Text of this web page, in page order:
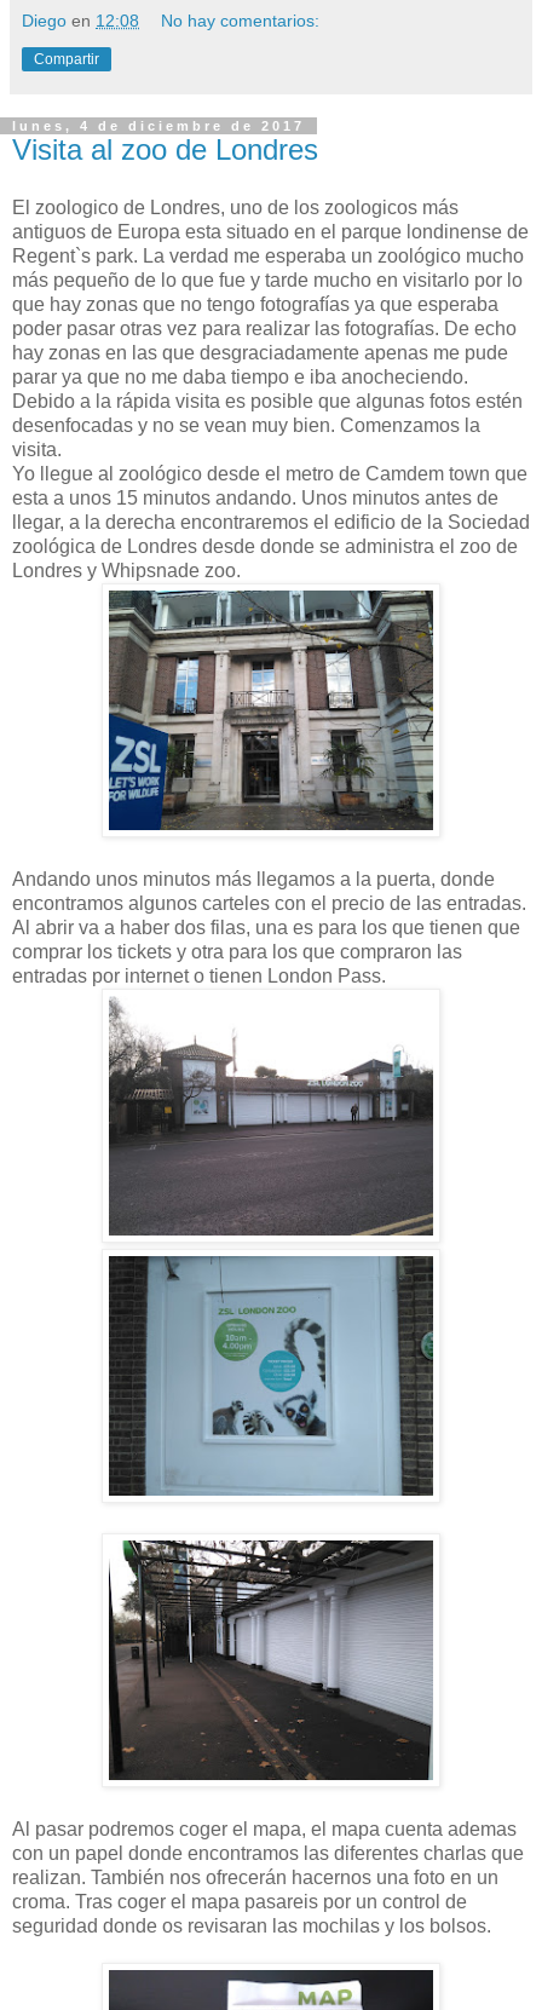
Diego en 12:08 No hay comentarios:
Compartir
lunes, 4 de diciembre de 2017
Visita al zoo de Londres
El zoologico de Londres, uno de los zoologicos más
antiguos de Europa esta situado en el parque londinense de
Regent`s park. La verdad me esperaba un zoológico mucho
más pequeño de lo que fue y tarde mucho en visitarlo por lo
que hay zonas que no tengo fotografías ya que esperaba
poder pasar otras vez para realizar las fotografías. De echo
hay zonas en las que desgraciadamente apenas me pude
parar ya que no me daba tiempo e iba anocheciendo.
Debido a la rápida visita es posible que algunas fotos estén
desenfocadas y no se vean muy bien. Comenzamos la
visita.
Yo llegue al zoológico desde el metro de Camdem town que
esta a unos 15 minutos andando. Unos minutos antes de
llegar, a la derecha encontraremos el edificio de la Sociedad
zoológica de Londres desde donde se administra el zoo de
Londres y Whipsnade zoo.
Andando unos minutos más llegamos a la puerta, donde
encontramos algunos carteles con el precio de las entradas.
Al abrir va a haber dos filas, una es para los que tienen que
comprar los tickets y otra para los que compraron las
entradas por internet o tienen London Pass.
Al pasar podremos coger el mapa, el mapa cuenta ademas
con un papel donde encontramos las diferentes charlas que
realizan. También nos ofrecerán hacernos una foto en un
croma. Tras coger el mapa pasareis por un control de
seguridad donde os revisaran las mochilas y los bolsos.